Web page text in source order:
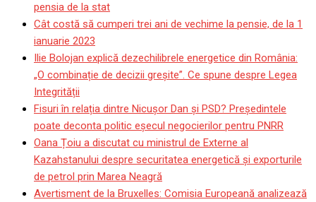
pensia de la stat
Cât costă să cumperi trei ani de vechime la pensie, de la 1
ianuarie 2023
Ilie Bolojan explică dezechilibrele energetice din România:
„O combinație de decizii greșite”. Ce spune despre Legea
Integrității
Fisuri în relația dintre Nicușor Dan și PSD? Președintele
poate deconta politic eșecul negocierilor pentru PNRR
Oana Țoiu a discutat cu ministrul de Externe al
Kazahstanului despre securitatea energetică și exporturile
de petrol prin Marea Neagră
Avertisment de la Bruxelles: Comisia Europeană analizează